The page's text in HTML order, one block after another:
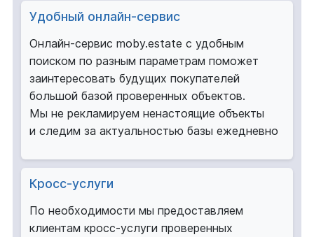
Удобный онлайн-сервис
Онлайн-сервис moby.estate с удобным
поиском по разным параметрам поможет
заинтересовать будущих покупателей
большой базой проверенных объектов.
Мы не рекламируем ненастоящие объекты
и следим за актуальностью базы ежедневно
Кросс-услуги
По необходимости мы предоставляем
клиентам кросс-услуги проверенных